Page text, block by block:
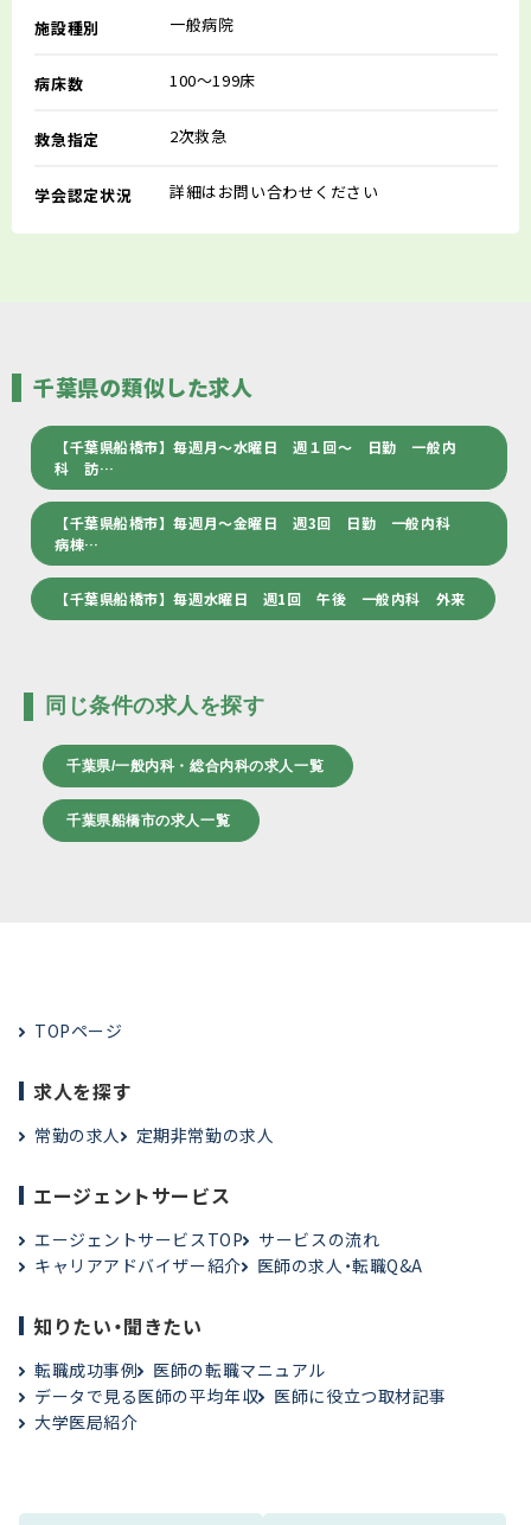
施設種別 一般病院
病床数 100～199床
救急指定 2次救急
学会認定状況 詳細はお問い合わせください
千葉県の類似した求人
【千葉県船橋市】毎週月～水曜日 週１回～ 日勤 一般内
科 訪…
【千葉県船橋市】毎週月～金曜日 週3回 日勤 一般内科
病棟…
【千葉県船橋市】毎週水曜日 週1回 午後 一般内科 外来
同じ条件の求人を探す
千葉県/一般内科・総合内科の求人一覧
千葉県船橋市の求人一覧
TOPページ
求人を探す
常勤の求人 定期非常勤の求人
エージェントサービス
エージェントサービスTOP
サービスの流れ
キャリアアドバイザー紹介
医師の求人・転職Q&A
知りたい・聞きたい
転職成功事例
医師の転職マニュアル
データで見る医師の平均年収
医師に役立つ取材記事
大学医局紹介